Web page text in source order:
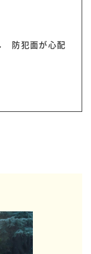
防犯面が心配